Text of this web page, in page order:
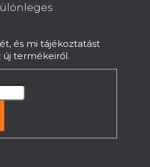
és mi tájékoztatást
termékeiről.